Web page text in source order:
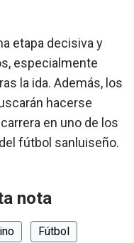
etapa decisiva y
especialmente
la ida. Además, los
hacerse
en uno de los
fútbol sanluiseño.
nota
Fútbol